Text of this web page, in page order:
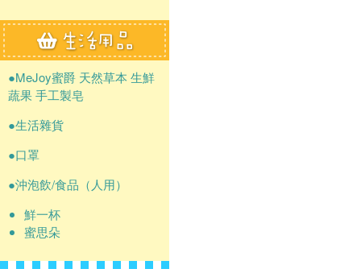
●MeJoy蜜爵 天然草本 生鮮
蔬果 手工製皂
●生活雜貨
●口罩
●沖泡飲/食品（人用）
鮮一杯
蜜思朵